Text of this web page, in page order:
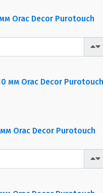
Orac Decor Purotouch
Orac Decor Purotouch